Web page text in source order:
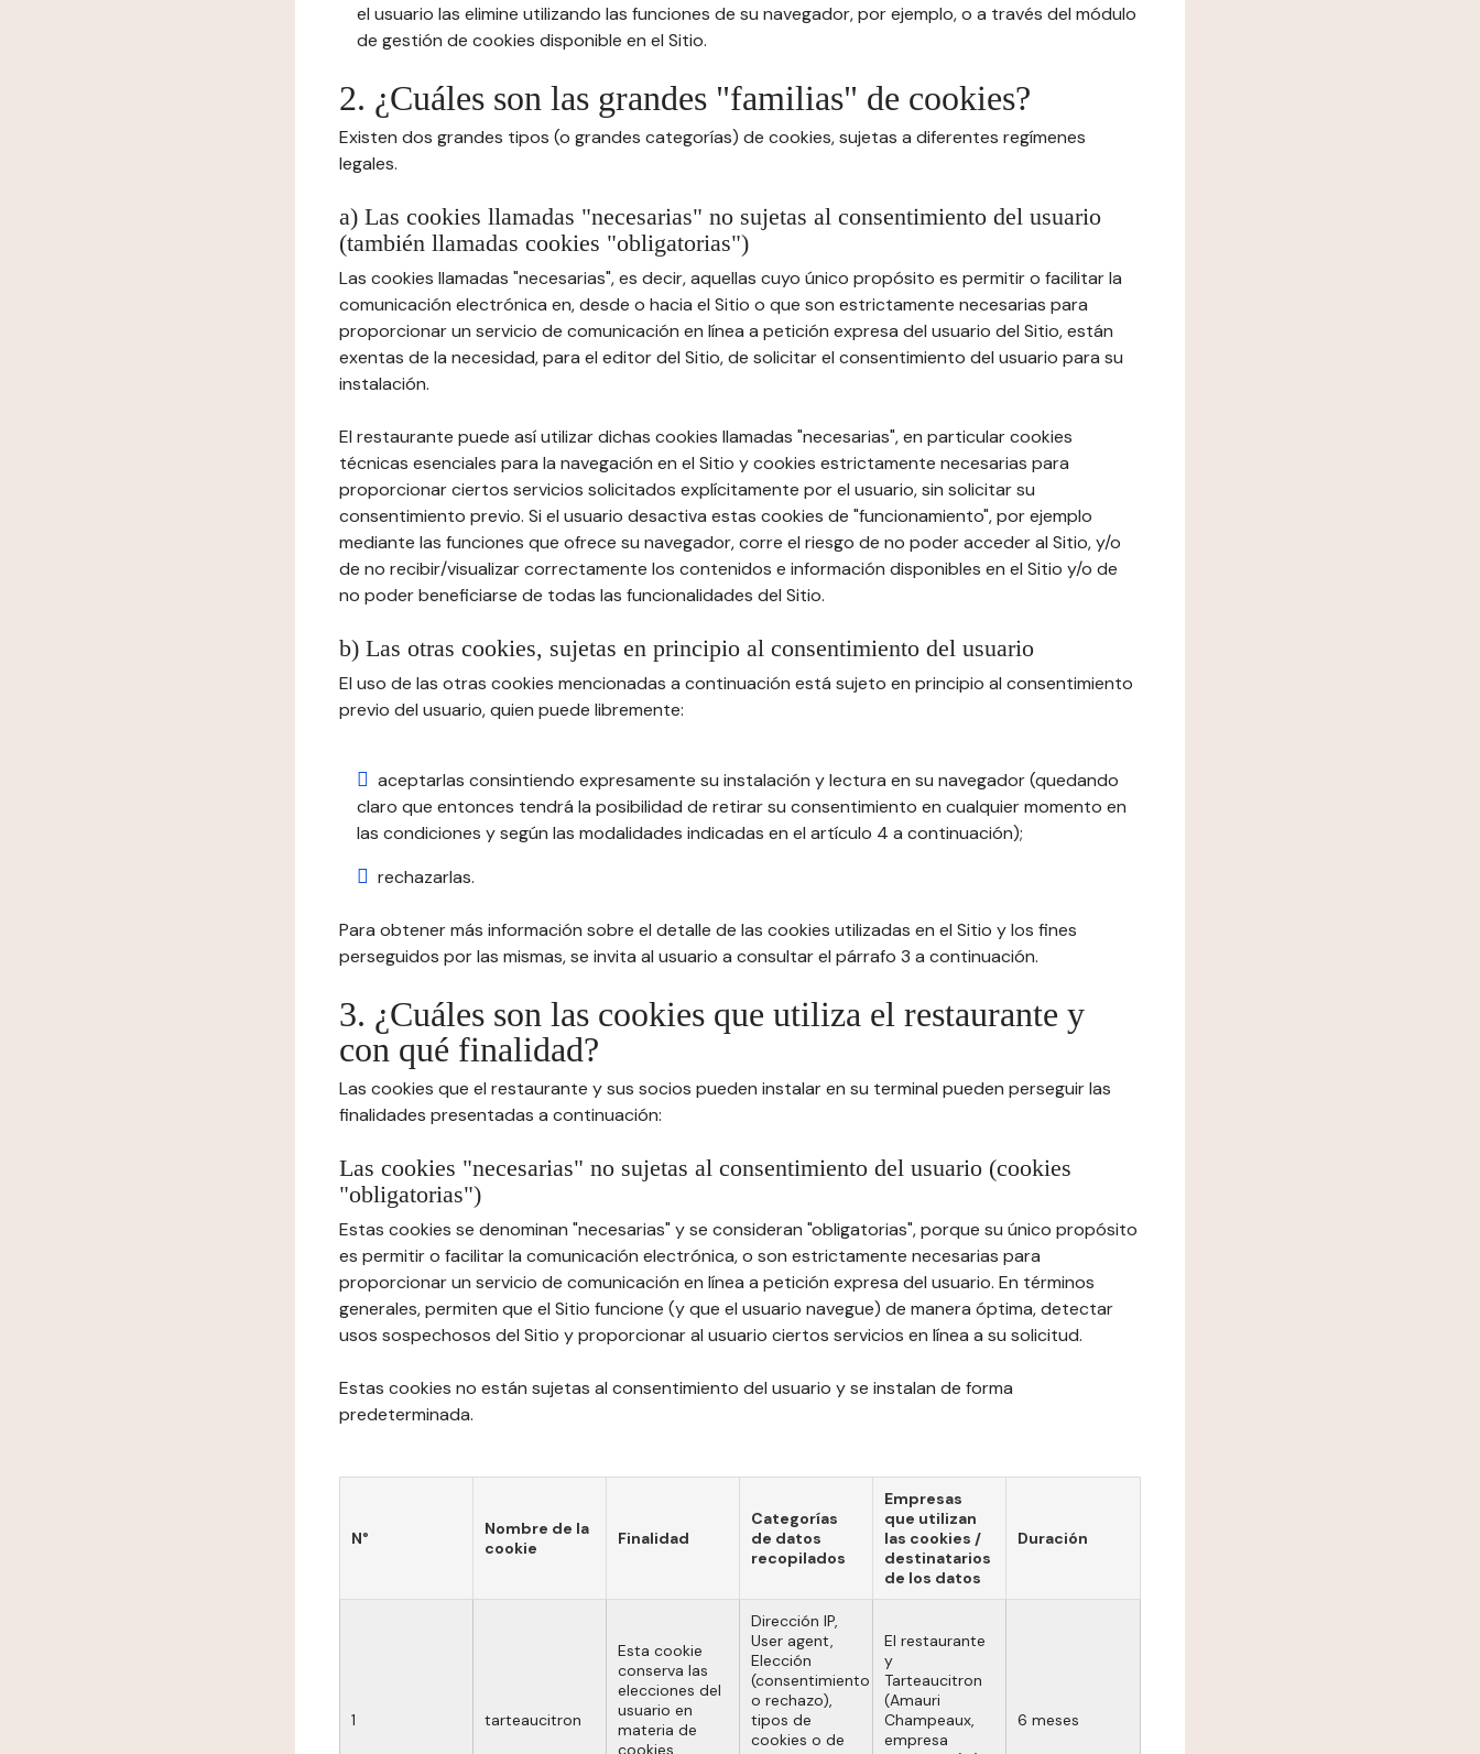
el usuario las elimine utilizando las funciones de su navegador, por ejemplo, o a través del módulo
de gestión de cookies disponible en el Sitio.
2. ¿Cuáles son las grandes "familias" de cookies?
Existen dos grandes tipos (o grandes categorías) de cookies, sujetas a diferentes regímenes
legales.
a) Las cookies llamadas "necesarias" no sujetas al consentimiento del usuario
(también llamadas cookies "obligatorias")
Las cookies llamadas "necesarias", es decir, aquellas cuyo único propósito es permitir o facilitar la
comunicación electrónica en, desde o hacia el Sitio o que son estrictamente necesarias para
proporcionar un servicio de comunicación en línea a petición expresa del usuario del Sitio, están
exentas de la necesidad, para el editor del Sitio, de solicitar el consentimiento del usuario para su
instalación.
El restaurante puede así utilizar dichas cookies llamadas "necesarias", en particular cookies
técnicas esenciales para la navegación en el Sitio y cookies estrictamente necesarias para
proporcionar ciertos servicios solicitados explícitamente por el usuario, sin solicitar su
consentimiento previo. Si el usuario desactiva estas cookies de "funcionamiento", por ejemplo
mediante las funciones que ofrece su navegador, corre el riesgo de no poder acceder al Sitio, y/o
de no recibir/visualizar correctamente los contenidos e información disponibles en el Sitio y/o de
no poder beneficiarse de todas las funcionalidades del Sitio.
b) Las otras cookies, sujetas en principio al consentimiento del usuario
El uso de las otras cookies mencionadas a continuación está sujeto en principio al consentimiento
previo del usuario, quien puede libremente:
aceptarlas consintiendo expresamente su instalación y lectura en su navegador (quedando
claro que entonces tendrá la posibilidad de retirar su consentimiento en cualquier momento en
las condiciones y según las modalidades indicadas en el artículo 4 a continuación);
rechazarlas.
Para obtener más información sobre el detalle de las cookies utilizadas en el Sitio y los fines
perseguidos por las mismas, se invita al usuario a consultar el párrafo 3 a continuación.
3. ¿Cuáles son las cookies que utiliza el restaurante y
con qué finalidad?
Las cookies que el restaurante y sus socios pueden instalar en su terminal pueden perseguir las
finalidades presentadas a continuación:
Las cookies "necesarias" no sujetas al consentimiento del usuario (cookies
"obligatorias")
Estas cookies se denominan "necesarias" y se consideran "obligatorias", porque su único propósito
es permitir o facilitar la comunicación electrónica, o son estrictamente necesarias para
proporcionar un servicio de comunicación en línea a petición expresa del usuario. En términos
generales, permiten que el Sitio funcione (y que el usuario navegue) de manera óptima, detectar
usos sospechosos del Sitio y proporcionar al usuario ciertos servicios en línea a su solicitud.
Estas cookies no están sujetas al consentimiento del usuario y se instalan de forma
predeterminada.
N°
Nombre de la
cookie
Finalidad
Categorías
de datos
recopilados
Empresas
que utilizan
las cookies /
destinatarios
de los datos
Duración
1 tarteaucitron
Esta cookie
conserva las
elecciones del
usuario en
materia de
cookies
Dirección IP,
User agent,
Elección
(consentimiento
o rechazo),
tipos de
cookies o de
El restaurante
y
Tarteaucitron
(Amauri
Champeaux,
empresa
6 meses